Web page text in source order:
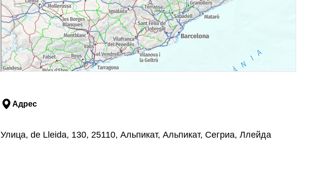
Адрес
Улица, de Lleida, 130, 25110, Альпикат, Альпикат, Сегриа, Ллейда